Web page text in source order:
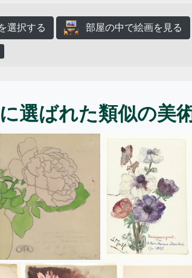
選択する 部屋の中で絵画を見る
選ばれた類似の美